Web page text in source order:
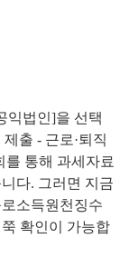
익법인]을 선택
제출 - 근로·퇴직
를 통해 과세자료
다. 그러면 지금
소득원천징수
확인이 가능합